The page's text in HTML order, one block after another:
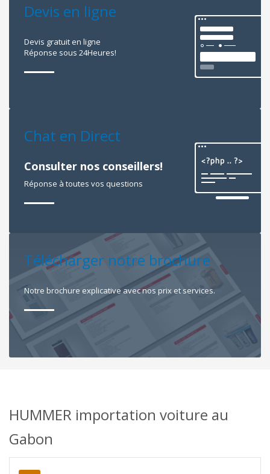
Devis en ligne
Devis gratuit en ligne
Réponse sous 24Heures!
Chat en Direct
Consulter nos conseillers!
Réponse à toutes vos questions
Télécharger notre brochure
Notre brochure explicative avec nos prix et services.
HUMMER importation voiture au
Gabon